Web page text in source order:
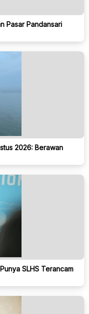
Pasar Pandansari
2026: Berawan
SLHS Terancam